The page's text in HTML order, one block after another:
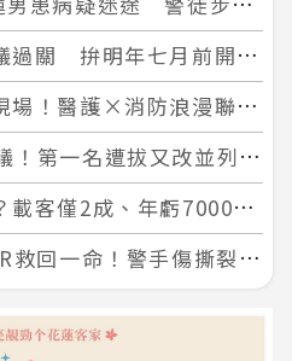
月前開工！台北花蓮2小時生活圈成形
×消防浪漫聯誼 32人配對成功5對
遭拔又改並列 家長怒：難以接受
虧7000萬 華信喊：真的快飛不下去
傷撕裂仍不放手 竟救到藝人何篤霖哥哥